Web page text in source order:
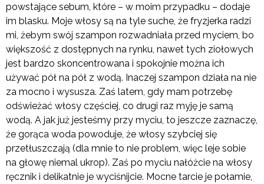
powstające sebum, które – w moim przypadku – dodaje
im blasku. Moje włosy są na tyle suche, że fryzjerka radzi
mi, żebym swój szampon rozwadniała przed myciem, bo
większość z dostępnych na rynku, nawet tych ziołowych
jest bardzo skoncentrowana i spokojnie można ich
używać pół na pół z wodą. Inaczej szampon działa na nie
za mocno i wysusza. Zaś latem, gdy mam potrzebę
odświeżać włosy częściej, co drugi raz myję je samą
wodą. A jak już jesteśmy przy myciu, to jeszcze zaznaczę,
że gorąca woda powoduje, że włosy szybciej się
przetłuszczają (dla mnie to nie problem, więc leje sobie
na głowę niemal ukrop). Zaś po myciu nałóżcie na włosy
ręcznik i delikatnie je wyciśnijcie. Mocne tarcie je połamie,